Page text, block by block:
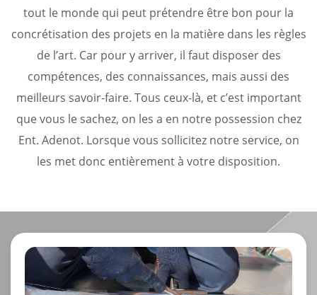
tout le monde qui peut prétendre être bon pour la
concrétisation des projets en la matière dans les règles
de l’art. Car pour y arriver, il faut disposer des
compétences, des connaissances, mais aussi des
meilleurs savoir-faire. Tous ceux-là, et c’est important
que vous le sachez, on les a en notre possession chez
Ent. Adenot. Lorsque vous sollicitez notre service, on
les met donc entièrement à votre disposition.